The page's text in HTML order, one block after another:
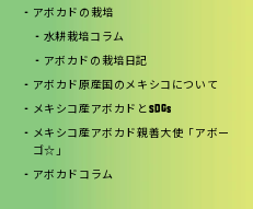
アボカドの栽培
水耕栽培コラム
アボカドの栽培日記
アボカド原産国のメキシコについて
メキシコ産アボカドとSDGs
メキシコ産アボカド親善大使「アボー
ゴ☆」
アボカドコラム